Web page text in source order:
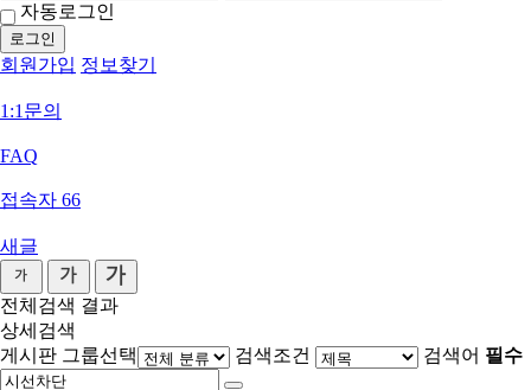
자동로그인
회원가입 정보찾기
1:1문의
FAQ
접속자 66
새글
전체검색 결과
상세검색
게시판 그룹선택
검색조건 검색어 필수